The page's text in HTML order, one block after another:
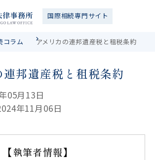
国際相続専門サイト
コラム アメリカの連邦遺産税と租税条約
連邦遺産税と租税条約
05月13日
年11月06日
【執筆者情報】